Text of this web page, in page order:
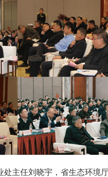
主任刘晓宇，省生态环境